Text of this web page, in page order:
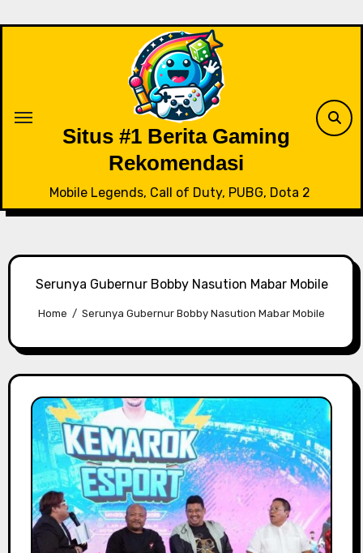
Situs #1 Berita Gaming
Rekomendasi
Mobile Legends, Call of Duty, PUBG, Dota 2
Serunya Gubernur Bobby Nasution Mabar Mobile
Home Serunya Gubernur Bobby Nasution Mabar Mobile